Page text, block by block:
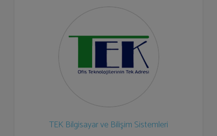
TEK Bilgisayar ve Bilişim Sistemleri